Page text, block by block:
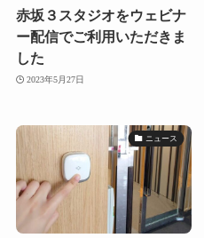
赤坂３スタジオをウェビナ
ー配信でご利用いただきま
した
2023年5月27日
ニュース